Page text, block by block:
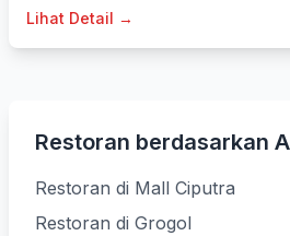
Lihat Detail →
Restoran berdasarkan
Restoran di Mall Ciputra
Restoran di Grogol